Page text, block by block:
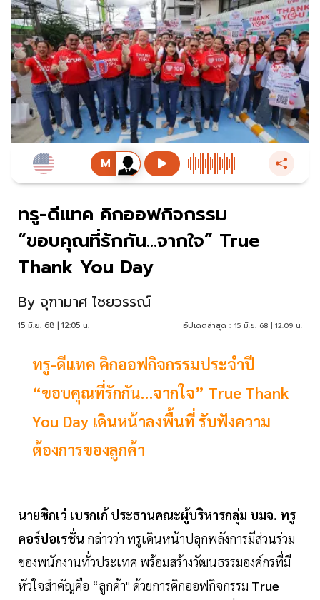
ทรู-ดีแทค คิกออฟกิจกรรม
“ขอบคุณที่รักกัน…จากใจ” True
Thank You Day
By จุฑามาศ ไชยวรรณ์
15 มิ.ย. 68 | 12:05 น. อัปเดตล่าสุด : 15 มิ.ย. 68 | 12:09 น.
ทรู-ดีแทค คิกออฟกิจกรรมประจำปี
“ขอบคุณที่รักกัน…จากใจ” True Thank
You Day เดินหน้าลงพื้นที่ รับฟังความ
ต้องการของลูกค้า
นายซิกเว่ เบรกเก้ ประธานคณะผู้บริหารกลุ่ม บมจ. ทรู
คอร์ปอเรชั่น กล่าวว่า ทรูเดินหน้าปลุกพลังการมีส่วนร่วม
ของพนักงานทั่วประเทศ พร้อมสร้างวัฒนธรรมองค์กรที่มี
หัวใจสำคัญคือ “ลูกค้า" ด้วยการคิกออฟกิจกรรม True